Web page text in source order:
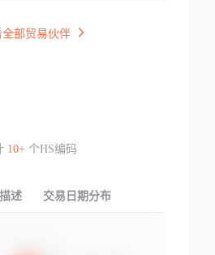
全部贸易伙伴
10+个HS编码
述 交易日期分布